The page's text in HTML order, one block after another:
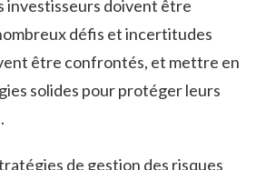
investisseurs doivent être‌
défis et incertitudes
être confrontés, et​ mettre en‍
solides pour protéger leurs
de gestion des⁢ risques